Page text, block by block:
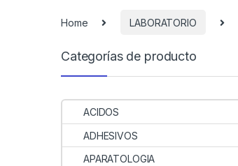
Home LABORATORIO
Categorías de producto
ACIDOS
ADHESIVOS
APARATOLOGIA